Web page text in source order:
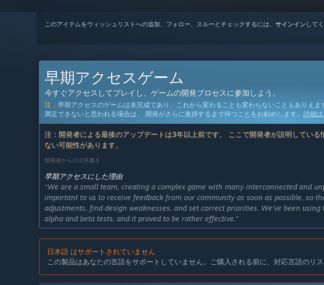
このアイテムをウィッシュリストへの追加、フォロー、スルーとチェックするには、 サインイン して
早期アクセスゲーム
今すぐアクセスしてプレイし、ゲームの開発プロセスに参加しよう。
注： 早期アクセスのゲームは未完成であり、これから変わることも変わらないこともありえ
満足できないと思われる場合は、 開発がさらに進捗するまで待つことをお勧めします。 詳細は
注：開発者による最後のアップデートは3年以上前です。 ここで開発者が説明している
ない可能性があります。
開発者からの注意書き：
早期アクセスにした理由
“We are a small team, creating a complex game with many interconnected and
important to us to receive feedback from our community as soon as possible, so
adjustments, find design weaknesses, and set correct priorities. We’ve been
alpha and beta tests, and it proved to be rather effective.”
早期アクセスバージョンと計画されているフルバージョンの違いは？
日本語 はサポートされていません
この製品はあなたの言語をサポートしていません。ご購入される前に、対応言語のリス